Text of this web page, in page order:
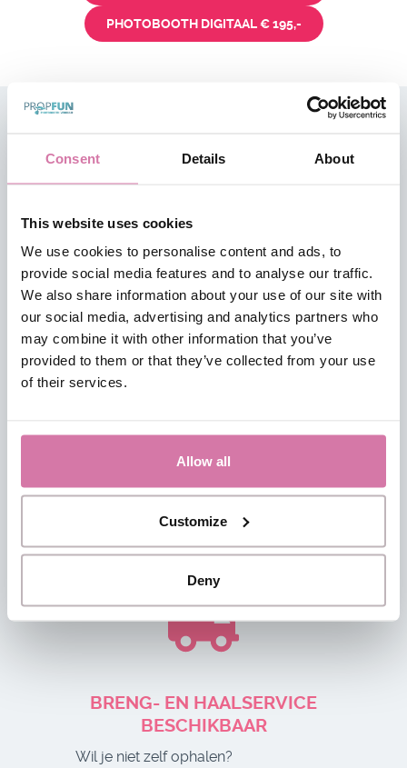
Consent Details About
This website uses cookies
We use cookies to personalise content and ads, to
provide social media features and to analyse our traffic.
We also share information about your use of our site with
our social media, advertising and analytics partners who
may combine it with other information that you’ve
provided to them or that they’ve collected from your use
of their services.
Allow all
Customize
Deny
PHOTOBOOTH DIGITAAL € 195,-
OPENINGSTIJDEN
We hebben geen vaste openingstijden.
Ophalen en retourneren is altijd op afspraak.
Je parkeert bij ons gratis en dichtbij
BRENG- EN HAALSERVICE
BESCHIKBAAR
Wil je niet zelf ophalen?